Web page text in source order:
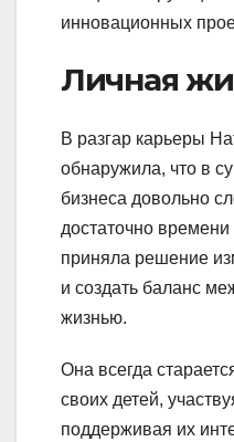
инновационных
Личная
В разгар карьеры
обнаружила, что в
бизнеса довольно
достаточно
приняла решение
и создать баланс
жизнью.
Она всегда
своих детей,
поддерживая их